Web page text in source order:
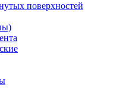
поверхностей